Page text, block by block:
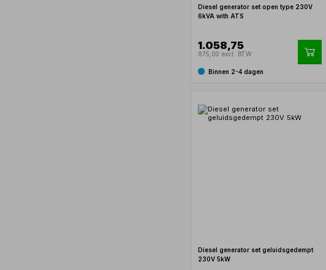
Diesel generator set open type 230V
6kVA with ATS
1.058,75
875,00 excl. BTW
Binnen 2-4 dagen
Diesel generator set geluidsgedempt
230V 5kW